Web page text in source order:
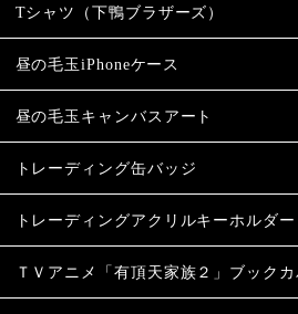
Tシャツ（下鴨ブラザーズ）
昼の毛玉iPhoneケース
昼の毛玉キャンバスアート
トレーディング缶バッジ
トレーディングアクリルキーホルダー
ＴＶアニメ「有頂天家族２」ブックカ